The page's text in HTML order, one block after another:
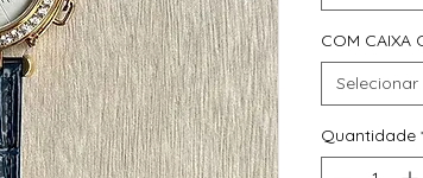
COM CAIXA
Selecionar
Quantidade